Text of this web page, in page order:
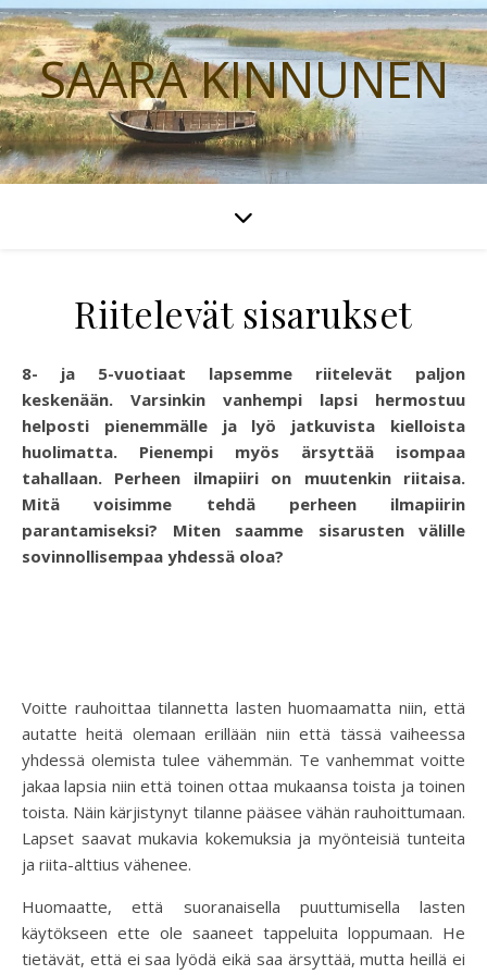
SAARA KINNUNEN
Riitelevät sisarukset
8- ja 5-vuotiaat lapsemme riitelevät paljon
keskenään. Varsinkin vanhempi lapsi
hermostuu
helposti pienemmälle ja lyö jatkuvista kielloista
huolimatta. Pienempi myös ärsyttää isompaa
tahallaan. Perheen ilmapiiri on muutenkin riitaisa.
Mitä voisimme tehdä perheen ilmapiirin
parantamiseksi? Miten saamme sisarusten välille
sovinnollisempaa yhdessä oloa?
Voitte rauhoittaa tilannetta lasten huomaamatta niin, että
autatte heitä olemaan erillään niin että tässä vaiheessa
yhdessä olemista tulee vähemmän. Te vanhemmat voitte
jakaa lapsia niin että toinen ottaa mukaansa toista ja toinen
toista. Näin kärjistynyt tilanne pääsee vähän rauhoittumaan.
Lapset saavat mukavia kokemuksia ja myönteisiä tunteita
ja riita-alttius vähenee.
Huomaatte, että suoranaisella puuttumisella lasten
käytökseen ette ole saaneet tappeluita loppumaan. He
tietävät, että ei saa lyödä eikä saa ärsyttää, mutta heillä ei